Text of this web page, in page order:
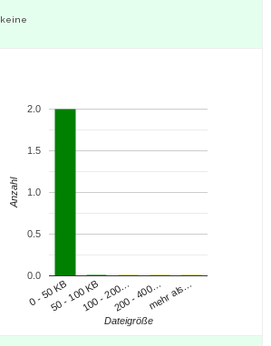
keine
0 - 50 KB50 - 100 KB100 - 200…200 - 400…mehr als…
0.0
0.5
1.0
1.5
2.0
Dateigröße
Anzahl